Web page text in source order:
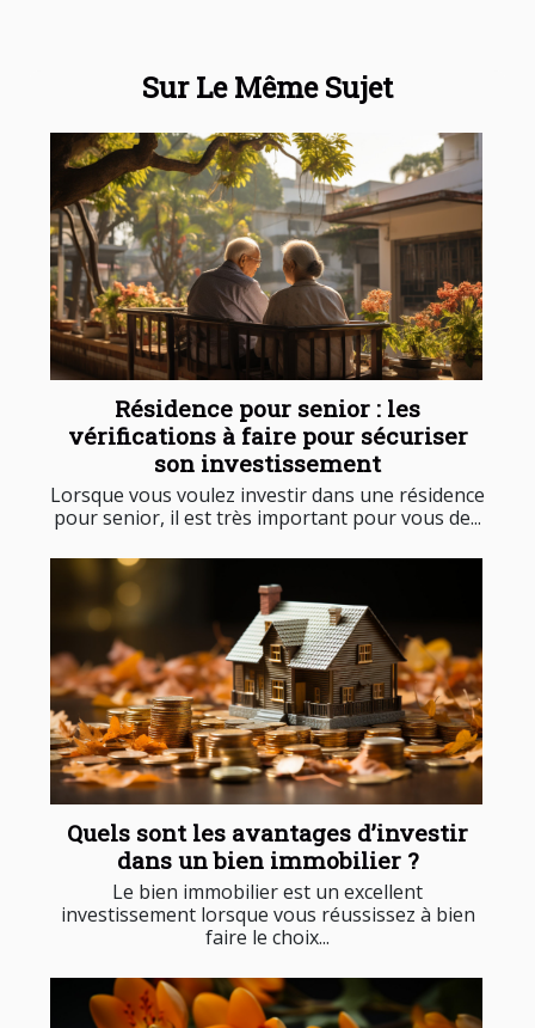
Sur Le Même Sujet
Résidence pour senior : les
vérifications à faire pour sécuriser
son investissement
Lorsque vous voulez investir dans une résidence
pour senior, il est très important pour vous de...
Quels sont les avantages d’investir
dans un bien immobilier ?
Le bien immobilier est un excellent
investissement lorsque vous réussissez à bien
faire le choix...